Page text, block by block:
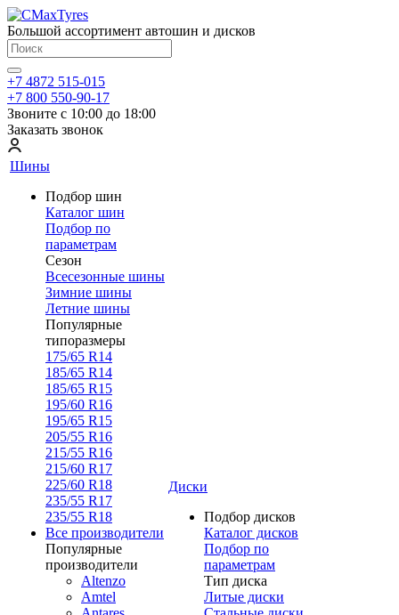
Большой ассортимент автошин и дисков
+7 4872 515-015
+7 800 550-90-17
Звоните с 10:00 до 18:00
Заказать звонок
Шины
Подбор шин
Каталог шин
Подбор по
параметрам
Сезон
Всесезонные шины
Зимние шины
Летние шины
Популярные
типоразмеры
175/65 R14
185/65 R14
185/65 R15
195/60 R16
195/65 R15
205/55 R16
215/55 R16
215/60 R17
225/60 R18
235/55 R17
235/55 R18
Все производители
Популярные
производители
Altenzo
Amtel
Диски
Подбор дисков
Каталог дисков
Подбор по
параметрам
Тип диска
Литые диски